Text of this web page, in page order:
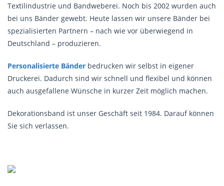
Textilindustrie und Bandweberei. Noch bis 2002 wurden auch
bei uns Bänder gewebt. Heute lassen wir unsere Bänder bei
spezialisierten Partnern – nach wie vor überwiegend in
Deutschland – produzieren.
Personalisierte Bänder bedrucken wir selbst in eigener
Druckerei. Dadurch sind wir schnell und flexibel und können
auch ausgefallene Wünsche in kurzer Zeit möglich machen.
Dekorationsband ist unser Geschäft seit 1984. Darauf können
Sie sich verlassen.